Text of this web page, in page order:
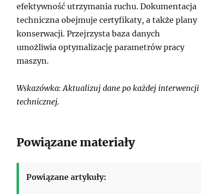
efektywność utrzymania ruchu. Dokumentacja
techniczna obejmuje certyfikaty, a także plany
konserwacji. Przejrzysta baza danych
umożliwia optymalizację parametrów pracy
maszyn.
Wskazówka: Aktualizuj dane po każdej interwencji
technicznej.
Powiązane materiały
Powiązane artykuły: